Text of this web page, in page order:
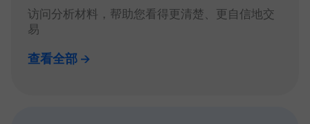
访问分析材料，帮助您看得更清楚、更自信地交
易
查看全部